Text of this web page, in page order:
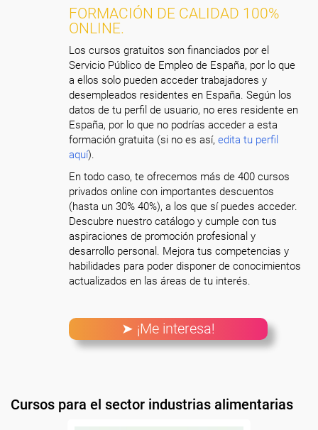
FORMACIÓN DE CALIDAD 100%
ONLINE.
Los cursos gratuitos son financiados por el
Servicio Público de Empleo de España, por lo que
a ellos solo pueden acceder trabajadores y
desempleados residentes en España. Según los
datos de tu perfil de usuario, no eres residente en
España, por lo que no podrías acceder a esta
formación gratuita (si no es así,edita tu perfil
aquí).
En todo caso, te ofrecemos más de 400 cursos
privados online con importantes descuentos
(hasta un 30% 40%), a los que sí puedes acceder.
Descubre nuestro catálogo y cumple con tus
aspiraciones de promoción profesional y
desarrollo personal. Mejora tus competencias y
habilidades para poder disponer de conocimientos
actualizados en las áreas de tu interés.
➤ ¡Me interesa!
Cursos para el sector industrias alimentarias